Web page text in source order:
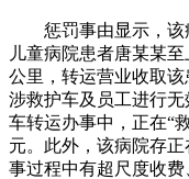
惩罚事由显示，该
儿童病院患者唐某某
公里，转运营业收取
涉救护车及员工进行
车转运办事中，正在“
元。此外，该病院存
事过程中有超尺度收费